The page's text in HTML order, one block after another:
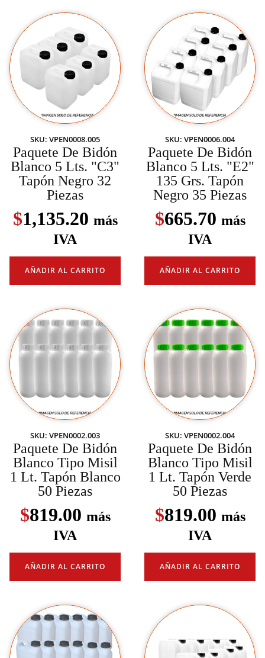
SKU: VPEN0008.005
Paquete De Bidón
Blanco 5 Lts. "C3"
Tapón Negro 32
Piezas
$1,135.20 más
IVA
AÑADIR AL CARRITO
SKU: VPEN0006.004
Paquete De Bidón
Blanco 5 Lts. "E2"
135 Grs. Tapón
Negro 35 Piezas
$665.70 más
IVA
AÑADIR AL CARRITO
SKU: VPEN0002.003
Paquete De Bidón
Blanco Tipo Misil
1 Lt. Tapón Blanco
50 Piezas
$819.00 más
IVA
AÑADIR AL CARRITO
SKU: VPEN0002.004
Paquete De Bidón
Blanco Tipo Misil
1 Lt. Tapón Verde
50 Piezas
$819.00 más
IVA
AÑADIR AL CARRITO